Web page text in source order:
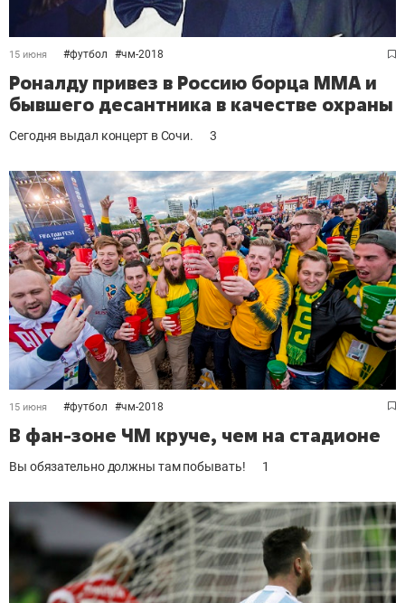
15 июня #футбол #чм-2018
Роналду привез в Россию борца ММА и
бывшего десантника в качестве охраны
Сегодня выдал концерт в Сочи. 3
15 июня #футбол #чм-2018
В фан-зоне ЧМ круче, чем на стадионе
Вы обязательно должны там побывать! 1